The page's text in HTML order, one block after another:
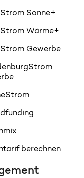
Sonne+
Wärme+
Gewerbe
berechnen